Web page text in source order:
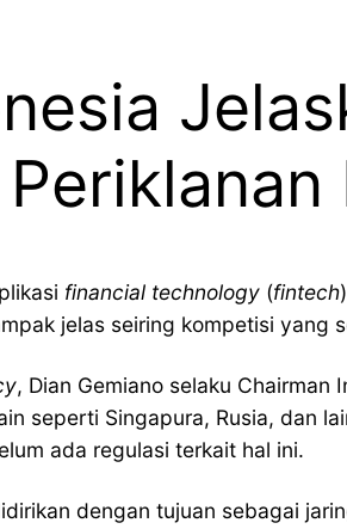
financial technology (fintech
jelas seiring kompetisi yang
, Dian Gemiano selaku Chairman
seperti Singapura, Rusia, dan
ada regulasi terkait hal ini.
dengan tujuan sebagai